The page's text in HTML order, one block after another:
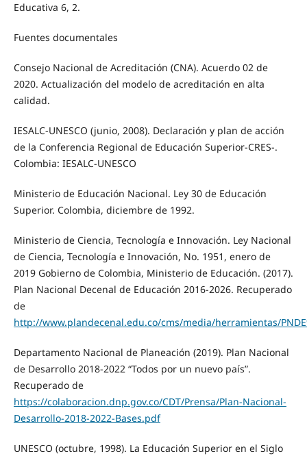
Educativa 6, 2.
Fuentes documentales
Consejo Nacional de Acreditación (CNA). Acuerdo 02 de
2020. Actualización del modelo de acreditación en alta
calidad.
IESALC-UNESCO (junio, 2008). Declaración y plan de acción
de la Conferencia Regional de Educación Superior-CRES-.
Colombia: IESALC-UNESCO
Ministerio de Educación Nacional. Ley 30 de Educación
Superior. Colombia, diciembre de 1992.
Ministerio de Ciencia, Tecnología e Innovación. Ley Nacional
de Ciencia, Tecnología e Innovación, No. 1951, enero de
2019 Gobierno de Colombia, Ministerio de Educación. (2017).
Plan Nacional Decenal de Educación 2016-2026. Recuperado
de
http://www.plandecenal.edu.co/cms/media/herramientas/
Departamento Nacional de Planeación (2019). Plan Nacional
de Desarrollo 2018-2022 “Todos por un nuevo país”.
Recuperado de
https://colaboracion.dnp.gov.co/CDT/Prensa/Plan-Nacional-
Desarrollo-2018-2022-Bases.pdf
UNESCO (octubre, 1998). La Educación Superior en el Siglo